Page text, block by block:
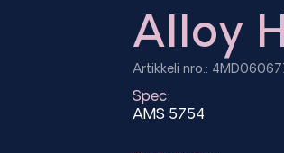
Alloy
Artikkeli nro.:
Spec:
AMS 5754